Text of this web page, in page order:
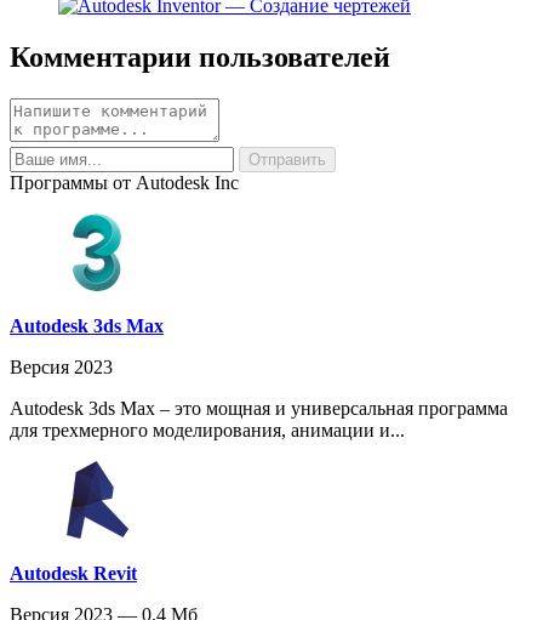
Комментарии пользователей
Программы от Autodesk Inc
Autodesk 3ds Max
Версия 2023
Autodesk 3ds Max – это мощная и универсальная программа
для трехмерного моделирования, анимации и...
Autodesk Revit
Версия 2023 — 0.4 Мб